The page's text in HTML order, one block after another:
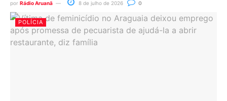
por Rádio Aruanã 8 de julho de 2026 0
POLÍCIA